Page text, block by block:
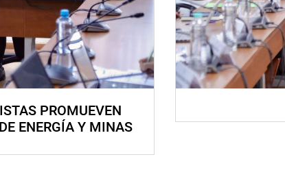
PROMUEVEN
ENERGÍA Y MINAS